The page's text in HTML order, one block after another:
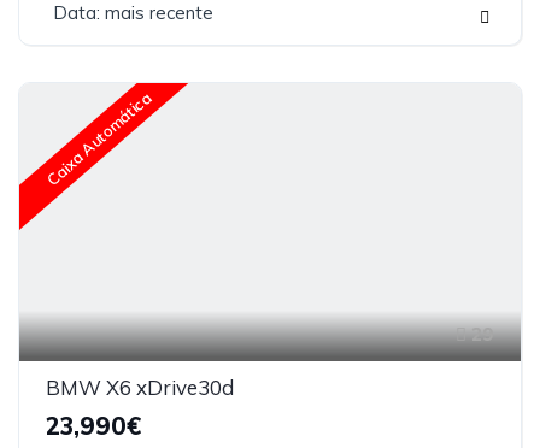
Data: mais recente
Caixa Automática
29
BMW X6 xDrive30d
23,990€